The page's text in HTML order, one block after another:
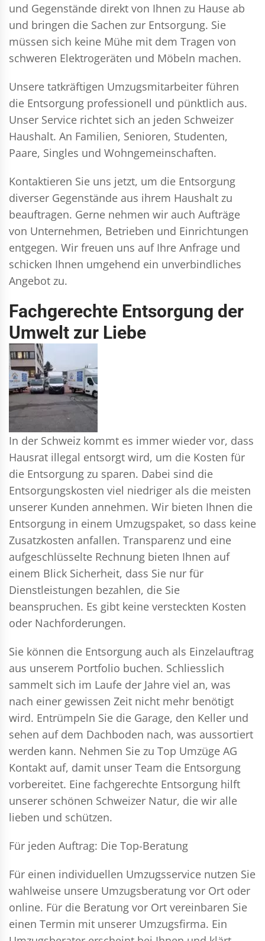
und Gegenstände direkt von Ihnen zu Hause ab
und bringen die Sachen zur Entsorgung. Sie
müssen sich keine Mühe mit dem Tragen von
schweren Elektrogeräten und Möbeln machen.
Unsere tatkräftigen Umzugsmitarbeiter führen
die Entsorgung professionell und pünktlich aus.
Unser Service richtet sich an jeden Schweizer
Haushalt. An Familien, Senioren, Studenten,
Paare, Singles und Wohngemeinschaften.
Kontaktieren Sie uns jetzt, um die Entsorgung
diverser Gegenstände aus ihrem Haushalt zu
beauftragen. Gerne nehmen wir auch Aufträge
von Unternehmen, Betrieben und Einrichtungen
entgegen. Wir freuen uns auf Ihre Anfrage und
schicken Ihnen umgehend ein unverbindliches
Angebot zu.
Fachgerechte Entsorgung der
Umwelt zur Liebe
In der Schweiz kommt es immer wieder vor, dass
Hausrat illegal entsorgt wird, um die Kosten für
die Entsorgung zu sparen. Dabei sind die
Entsorgungskosten viel niedriger als die meisten
unserer Kunden annehmen. Wir bieten Ihnen die
Entsorgung in einem Umzugspaket, so dass keine
Zusatzkosten anfallen. Transparenz und eine
aufgeschlüsselte Rechnung bieten Ihnen auf
einem Blick Sicherheit, dass Sie nur für
Dienstleistungen bezahlen, die Sie
beanspruchen. Es gibt keine versteckten Kosten
oder Nachforderungen.
Sie können die Entsorgung auch als Einzelauftrag
aus unserem Portfolio buchen. Schliesslich
sammelt sich im Laufe der Jahre viel an, was
nach einer gewissen Zeit nicht mehr benötigt
wird. Entrümpeln Sie die Garage, den Keller und
sehen auf dem Dachboden nach, was aussortiert
werden kann. Nehmen Sie zu Top Umzüge AG
Kontakt auf, damit unser Team die Entsorgung
vorbereitet. Eine fachgerechte Entsorgung hilft
unserer schönen Schweizer Natur, die wir alle
lieben und schützen.
Für jeden Auftrag: Die Top-Beratung
Für einen individuellen Umzugsservice nutzen Sie
wahlweise unsere Umzugsberatung vor Ort oder
online. Für die Beratung vor Ort vereinbaren Sie
einen Termin mit unserer Umzugsfirma. Ein